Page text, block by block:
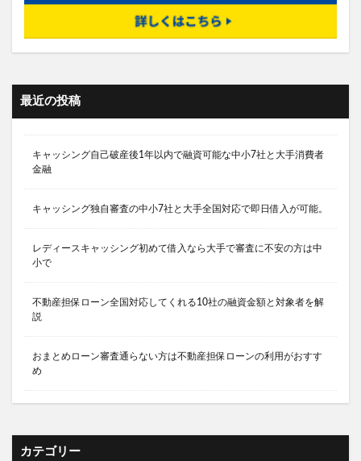
最近の投稿
キャッシング自己破産後1年以内で融資可能な中小7社と大手消費者
金融
キャッシング独自審査の中小7社と大手全国対応で即日借入が可能。
レディースキャッシング初めて借入なら大手で審査に不安の方は中
小で
不動産担保ローン全国対応してくれる10社の融資金額と対象者を解
説
おまとめローン審査通らない方は不動産担保ローンの利用がおすす
め
カテゴリー